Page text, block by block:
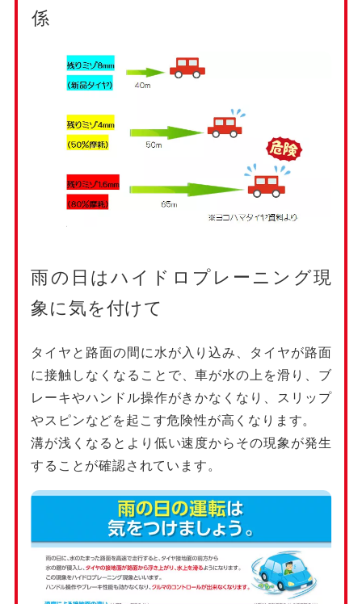
係
雨の日はハイドロプレーニング現
象に気を付けて
タイヤと路面の間に水が入り込み、タイヤが路面
に接触しなくなることで、車が水の上を滑り、ブ
レーキやハンドル操作がきかなくなり、スリップ
やスピンなどを起こす危険性が高くなります。
溝が浅くなるとより低い速度からその現象が発生
することが確認されています。